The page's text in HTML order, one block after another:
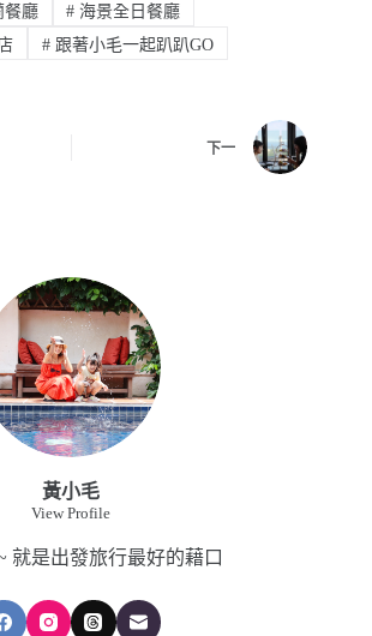
廳 # 海景全日餐廳
#跟著小毛一起趴趴GO
下一
黃小毛
View Profile
就是出發旅行最好的藉口